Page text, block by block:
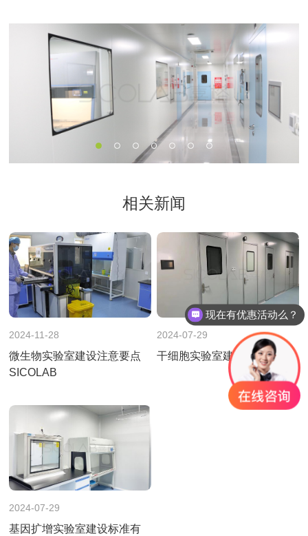
相关新闻
2024-11-28
微生物实验室建设注意要点
SICOLAB
2024-07-29
干细胞实验室建设方案分享~
2024-07-29
基因扩增实验室建设标准有
现在有优惠活动么？